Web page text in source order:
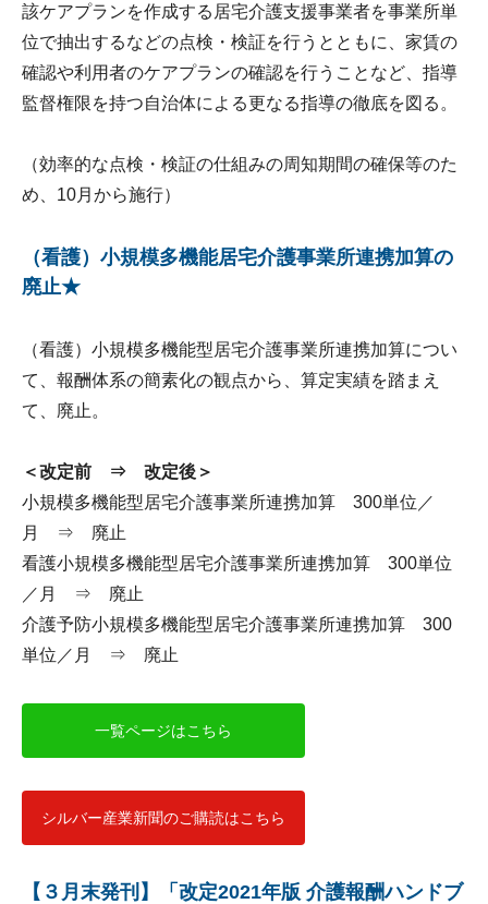
該ケアプランを作成する居宅介護支援事業者を事業所単
位で抽出するなどの点検・検証を行うとともに、家賃の
確認や利用者のケアプランの確認を行うことなど、指導
監督権限を持つ自治体による更なる指導の徹底を図る。
（効率的な点検・検証の仕組みの周知期間の確保等のた
め、10月から施行）
（看護）小規模多機能居宅介護事業所連携加算の
廃止★
（看護）小規模多機能型居宅介護事業所連携加算につい
て、報酬体系の簡素化の観点から、算定実績を踏まえ
て、廃止。
＜改定前 ⇒ 改定後＞
小規模多機能型居宅介護事業所連携加算 300単位／
月 ⇒ 廃止
看護小規模多機能型居宅介護事業所連携加算 300単位
／月 ⇒ 廃止
介護予防小規模多機能型居宅介護事業所連携加算 300
単位／月 ⇒ 廃止
一覧ページはこちら
シルバー産業新聞のご購読はこちら
【３月末発刊】「改定2021年版 介護報酬ハンドブ